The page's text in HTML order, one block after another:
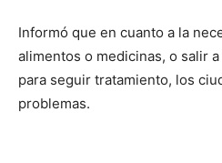
Informó que en cuanto a la
alimentos o medicinas, o salir
para seguir tratamiento, los
problemas.